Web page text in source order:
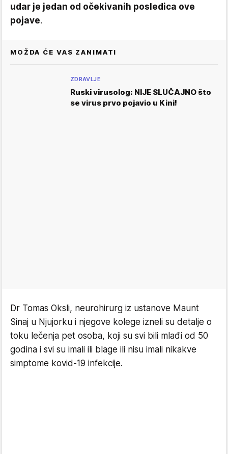
udar je jedan od očekivanih posledica ove
pojave.
MOŽDA ĆE VAS ZANIMATI
ZDRAVLJE
Ruski virusolog: NIJE SLUČAJNO što
se virus prvo pojavio u Kini!
Dr Tomas Oksli, neurohirurg iz ustanove Maunt
Sinaj u Njujorku i njegove kolege izneli su detalje o
toku lečenja pet osoba, koji su svi bili mlađi od 50
godina i svi su imali ili blage ili nisu imali nikakve
simptome kovid-19 infekcije.